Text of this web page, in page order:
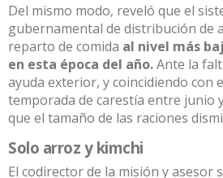
Del mismo modo, reveló que el
gubernamental de distribución de
reparto de comida al nivel más
en esta época del año.Ante la
ayuda exterior, y coincidiendo con
temporada de carestía entre junio
que el tamaño de las raciones
Solo arroz y kimchi
El codirector de la misión y asesor